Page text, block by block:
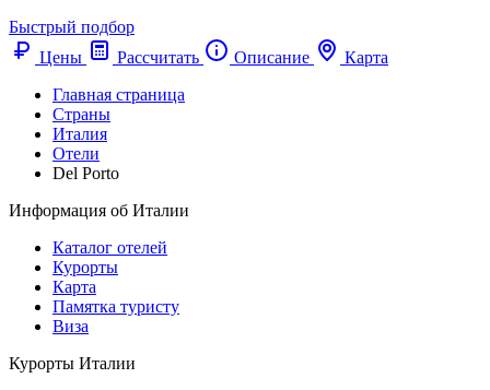
Быстрый подбор
Цены
Рассчитать Описание
Карта
Главная страница
Cтраны
Италия
Отели
Del Porto
Информация об Италии
Каталог отелей
Курорты
Карта
Памятка туристу
Виза
Курорты Италии